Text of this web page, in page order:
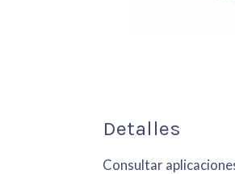
Detalles
Consultar